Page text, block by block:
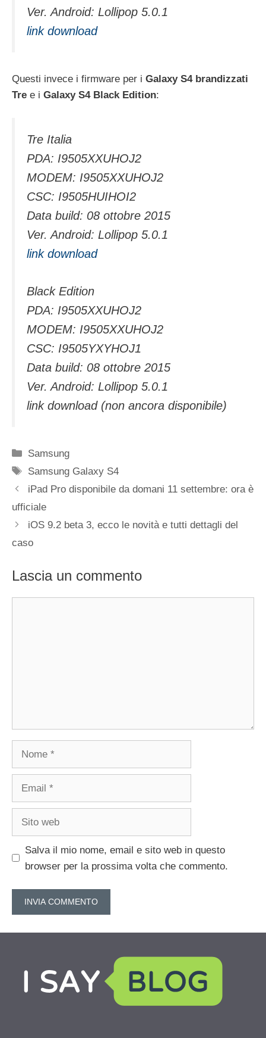
Ver. Android: Lollipop 5.0.1
link download
Questi invece i firmware per i Galaxy S4 brandizzati
Tre e i Galaxy S4 Black Edition:
Tre Italia
PDA: I9505XXUHOJ2
MODEM: I9505XXUHOJ2
CSC: I9505HUIHOI2
Data build: 08 ottobre 2015
Ver. Android: Lollipop 5.0.1
link download
Black Edition
PDA: I9505XXUHOJ2
MODEM: I9505XXUHOJ2
CSC: I9505YXYHOJ1
Data build: 08 ottobre 2015
Ver. Android: Lollipop 5.0.1
link download (non ancora disponibile)
Categorie
Samsung
Tag
Samsung Galaxy S4
iPad Pro disponibile da domani 11 settembre: ora è
ufficiale
iOS 9.2 beta 3, ecco le novità e tutti dettagli del
caso
Lascia un commento
Salva il mio nome, email e sito web in questo
browser per la prossima volta che commento.